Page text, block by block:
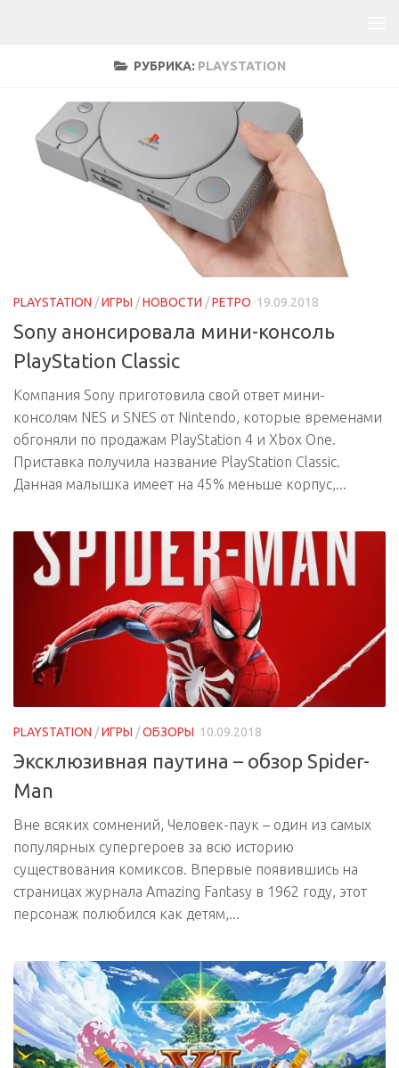
РУБРИКА: PLAYSTATION
PLAYSTATION /ИГРЫ /НОВОСТИ /РЕТРО 19.09.2018
Sony анонсировала мини-консоль
PlayStation Classic
Компания Sony приготовила свой ответ мини-
консолям NES и SNES от Nintendo, которые временами
обгоняли по продажам PlayStation 4 и Xbox One.
Приставка получила название PlayStation Classic.
Данная малышка имеет на 45% меньше корпус,...
PLAYSTATION /ИГРЫ /ОБЗОРЫ 10.09.2018
Эксклюзивная паутина – обзор Spider-
Man
Вне всяких сомнений, Человек-паук – один из самых
популярных супергероев за всю историю
существования комиксов. Впервые появившись на
страницах журнала Amazing Fantasy в 1962 году, этот
персонаж полюбился как детям,...